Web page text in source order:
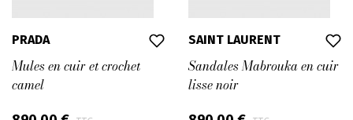
PRADA
Mules en cuir et crochet
camel
SAINT LAURENT
Sandales Mabrouka en cuir
lisse noir